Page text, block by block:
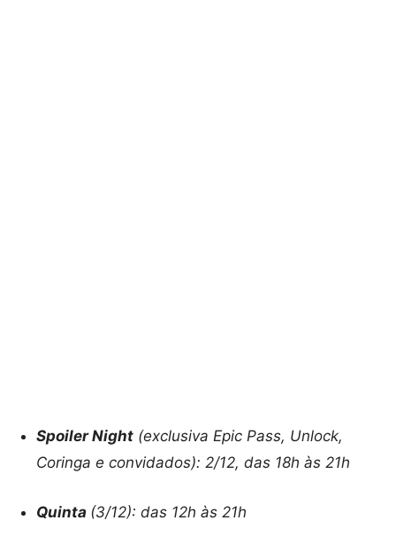
Spoiler Night (exclusiva Epic Pass, Unlock,
Coringa e convidados): 2/12, das 18h às 21h
Quinta (3/12): das 12h às 21h